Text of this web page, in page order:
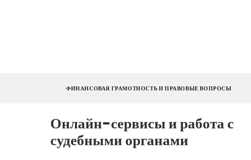
ФИНАНСОВАЯ ГРАМОТНОСТЬ И ПРАВОВЫЕ ВОПРОСЫ
Онлайн-сервисы и работа с
судебными органами